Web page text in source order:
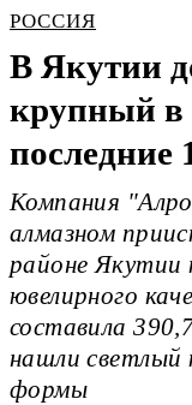
РОССИЯ
В Якутии
крупный в
последние
Компания
алмазном
районе Якутии
ювелирного
составила
нашли светлый
формы